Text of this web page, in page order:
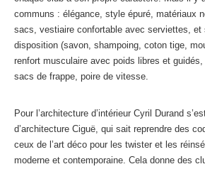
communs : élégance, style épuré, matériaux
sacs, vestiaire confortable avec serviettes, et
disposition (savon, shampoing, coton tige,
renfort musculaire avec poids libres et
sacs de frappe, poire de vitesse.
Pour l’architecture d’intérieur Cyril Durand
d’architecture Ciguë, qui sait reprendre des
ceux de l’art déco pour les twister et les
moderne et contemporaine. Cela donne des